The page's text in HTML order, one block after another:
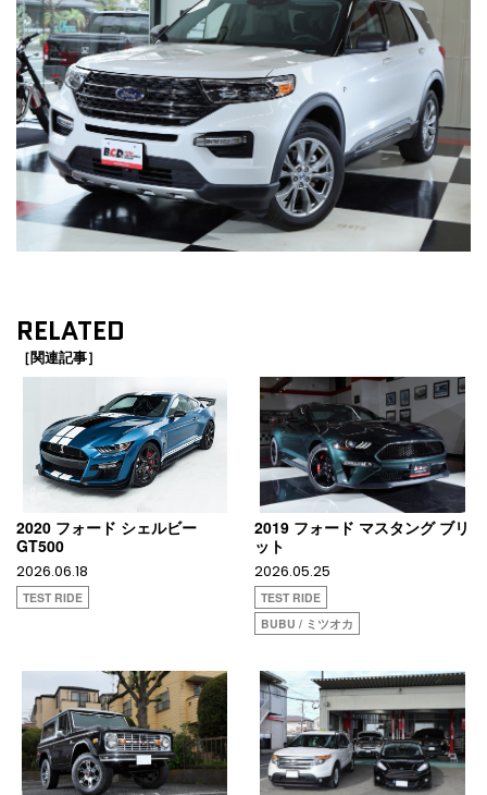
RELATED
［関連記事］
2020 フォード シェルビー
GT500
2026.06.18
TEST RIDE
2019 フォード マスタング ブリ
ット
2026.05.25
TEST RIDE
BUBU / ミツオカ